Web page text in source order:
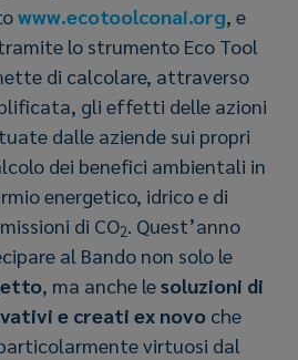
www.ecotoolconai.org, e
lo strumento Eco Tool
di calcolare, attraverso
gli effetti delle azioni
dalle aziende sui propri
dei benefici ambientali in
energetico, idrico e di
di CO2. Quest’anno
al Bando non solo le
, ma anche lesoluzioni di
e creati ex novo che
virtuosi dal